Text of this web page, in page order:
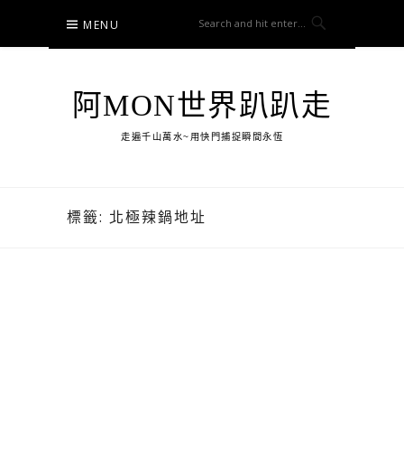
content
MENU
阿MON世界趴趴走
走遍千山萬水~用快門捕捉瞬間永恆
標籤: 北極辣鍋地址